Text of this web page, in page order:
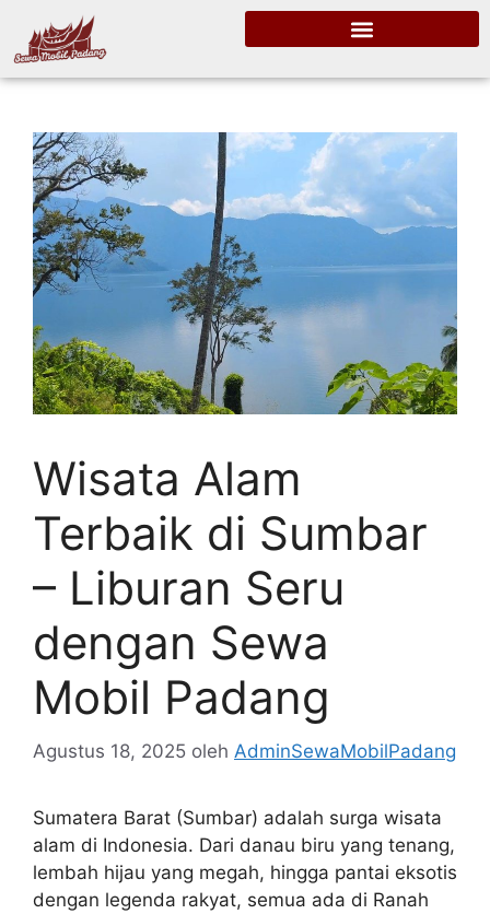
Wisata Alam
Terbaik di Sumbar
– Liburan Seru
dengan Sewa
Mobil Padang
Agustus 18, 2025 oleh AdminSewaMobilPadang
Sumatera Barat (Sumbar) adalah surga wisata
alam di Indonesia. Dari danau biru yang tenang,
lembah hijau yang megah, hingga pantai eksotis
dengan legenda rakyat, semua ada di Ranah